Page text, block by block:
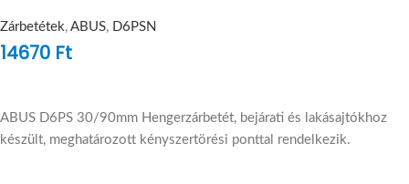
Zárbetétek, ABUS, D6PSN
14670 Ft
ABUS D6PS 30/90mm Hengerzárbetét, bejárati és lakásajtókhoz
készült, meghatározott kényszertörési ponttal rendelkezik.